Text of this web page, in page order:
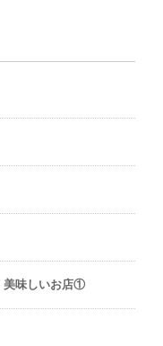
美味しいお店①